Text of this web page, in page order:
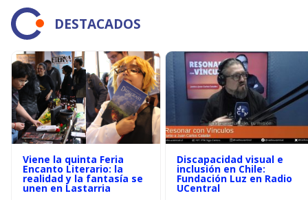
DESTACADOS
Viene la quinta Feria
Encanto Literario: la
realidad y la fantasía se
unen en Lastarria
Discapacidad visual e
inclusión en Chile:
Fundación Luz en Radio
UCentral